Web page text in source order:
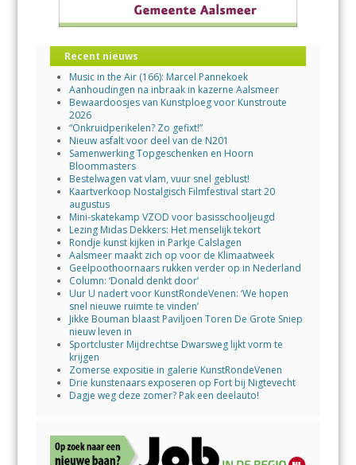
Recent nieuws
Music in the Air (166): Marcel Pannekoek
Aanhoudingen na inbraak in kazerne Aalsmeer
Bewaardoosjes van Kunstploeg voor Kunstroute
2026
“Onkruidperikelen? Zo gefixt!”
Nieuw asfalt voor deel van de N201
Samenwerking Topgeschenken en Hoorn
Bloommasters
Bestelwagen vat vlam, vuur snel geblust!
Kaartverkoop Nostalgisch Filmfestival start 20
augustus
Mini-skatekamp VZOD voor basisschooljeugd
Lezing Midas Dekkers: Het menselijk tekort
Rondje kunst kijken in Parkje Calslagen
Aalsmeer maakt zich op voor de Klimaatweek
Geelpoothoornaars rukken verder op in Nederland
Column: ‘Donald denkt door’
Uur U nadert voor KunstRondeVenen: ‘We hopen
snel nieuwe ruimte te vinden’
Jikke Bouman blaast Paviljoen Toren De Grote Sniep
nieuw leven in
Sportcluster Mijdrechtse Dwarsweg lijkt vorm te
krijgen
Zomerse expositie in galerie KunstRondeVenen
Drie kunstenaars exposeren op Fort bij Nigtevecht
Dagje weg deze zomer? Pak een deelauto!